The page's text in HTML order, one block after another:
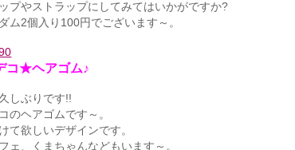
プやストラップにしてみてはいかがですか?
ム2個入り100円でございます～。
コ★ヘアゴム♪
しぶりです!!
のヘアゴムです～。
て欲しいデザインです。
ェ、くまちゃんなどもいます～。